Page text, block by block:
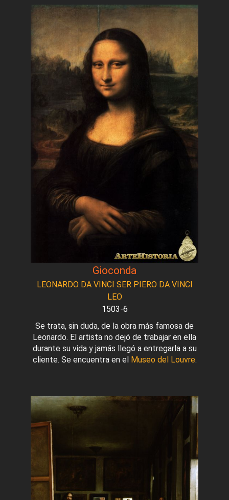
Gioconda
LEONARDO DA VINCI SER PIERO DA VINCI
LEO
1503-6
Se trata, sin duda, de la obra más famosa de
Leonardo. El artista no dejó de trabajar en ella
durante su vida y jamás llegó a entregarla a su
cliente. Se encuentra en el Museo del Louvre.